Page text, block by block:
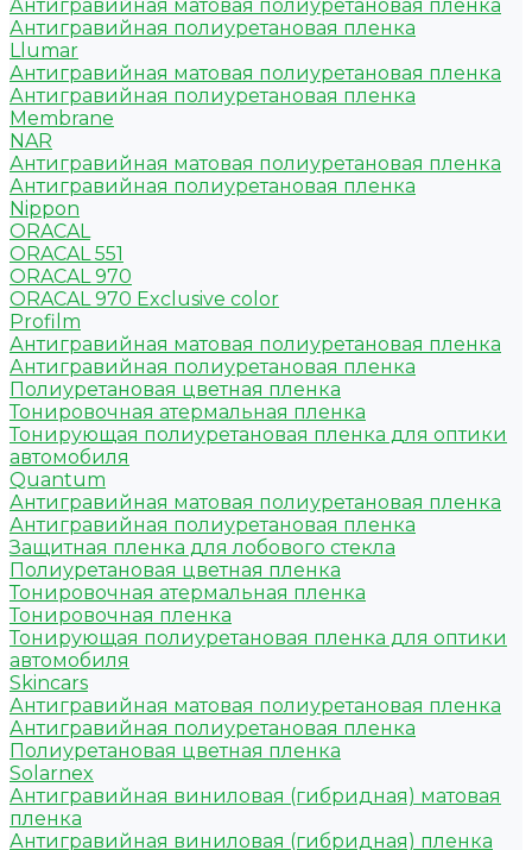
Антигравийная матовая полиуретановая пленка
Антигравийная полиуретановая пленка
Llumar
Антигравийная матовая полиуретановая пленка
Антигравийная полиуретановая пленка
Membrane
NAR
Антигравийная матовая полиуретановая пленка
Антигравийная полиуретановая пленка
Nippon
ORACAL
ORACAL 551
ORACAL 970
ORACAL 970 Exclusive color
Profilm
Антигравийная матовая полиуретановая пленка
Антигравийная полиуретановая пленка
Полиуретановая цветная пленка
Тонировочная атермальная пленка
Тонирующая полиуретановая пленка для оптики
автомобиля
Quantum
Антигравийная матовая полиуретановая пленка
Антигравийная полиуретановая пленка
Защитная пленка для лобового стекла
Полиуретановая цветная пленка
Тонировочная атермальная пленка
Тонировочная пленка
Тонирующая полиуретановая пленка для оптики
автомобиля
Skincars
Антигравийная матовая полиуретановая пленка
Антигравийная полиуретановая пленка
Полиуретановая цветная пленка
Solarnex
Антигравийная виниловая (гибридная) матовая
пленка
Антигравийная виниловая (гибридная) пленка